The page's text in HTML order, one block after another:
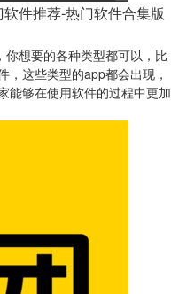
件推荐-热门软件合集版
想要的各种类型都可以，比
，这些类型的app都会出现，
能够在使用软件的过程中更加